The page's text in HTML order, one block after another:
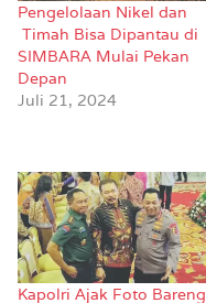
Pengelolaan Nikel dan
Timah Bisa Dipantau di
SIMBARA Mulai Pekan
Depan
Juli 21, 2024
Kapolri Ajak Foto Bareng